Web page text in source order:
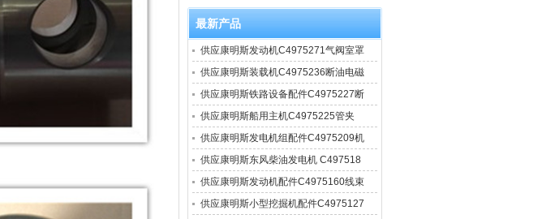
最新产品
供应康明斯发动机C4975271气阀室罩
供应康明斯装载机C4975236断油电磁
供应康明斯铁路设备配件C4975227断
供应康明斯船用主机C4975225管夹
供应康明斯发电机组配件C4975209机
供应康明斯东风柴油发电机 C497518
供应康明斯发动机配件C4975160线束
供应康明斯小型挖掘机配件C4975127